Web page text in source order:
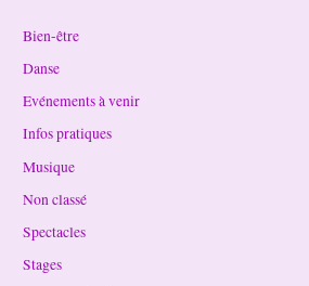
Bien-être
Danse
Evénements à venir
Infos pratiques
Musique
Non classé
Spectacles
Stages